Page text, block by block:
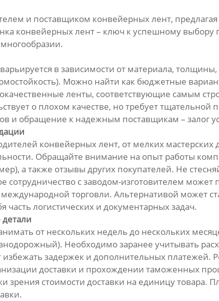
и поставщиком конвейерных лент,
конвейерных лент – ключ к успешному
в зависимости от материала,
Можно найти как бюджетные
ленты, соответствующие самым
о плохом качестве, но требует
и обращение к надежным поставщикам – залог
конвейерных лент, от мелких
Обращайте внимание на опыт работы
а также отзывы других покупателей. Не
сотрудничество с заводом-изготовителем
торговли. Альтернативой может
логистических и документарных задач.
от нескольких недель до нескольких
Необходимо заранее учитывать
задержек и дополнительных платежей.
доставки и прохождении таможенных
зрения стоимости доставки на единицу товара.